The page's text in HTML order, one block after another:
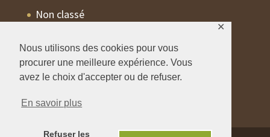
Nous utilisons des cookies pour vous
procurer une meilleure expérience. Vous
avez le choix d'accepter ou de refuser.
En savoir plus
Refuser les
✕
Non classé
Trucs Astuces